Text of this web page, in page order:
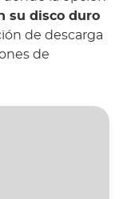
su disco duro
de descarga
de